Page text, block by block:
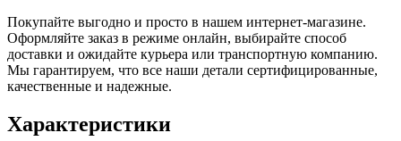
Покупайте выгодно и просто в нашем интернет-магазине.
Оформляйте заказ в режиме онлайн, выбирайте способ
доставки и ожидайте курьера или транспортную компанию.
Мы гарантируем, что все наши детали сертифицированные,
качественные и надежные.
Характеристики